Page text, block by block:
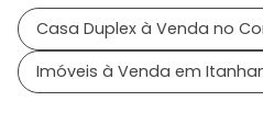
Casa Duplex à Venda no
Imóveis à Venda em